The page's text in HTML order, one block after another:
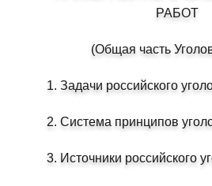
РАБОТ
(Общая часть
1. Задачи российского
2. Система принципов
3. Источники российского